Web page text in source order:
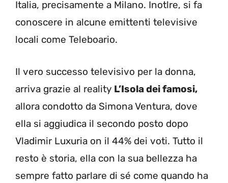
Italia, precisamente a Milano. Inotlre, si fa
conoscere in alcune emittenti televisive
locali come Teleboario.
Il vero successo televisivo per la donna,
arriva grazie al reality L’Isola dei famosi,
allora condotto da Simona Ventura, dove
ella si aggiudica il secondo posto dopo
Vladimir Luxuria on il 44% dei voti. Tutto il
resto è storia, ella con la sua bellezza ha
sempre fatto parlare di sé come quando ha